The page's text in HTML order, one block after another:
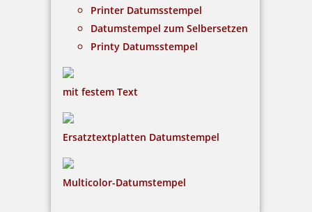
Printer Datumsstempel
Datumstempel zum Selbersetzen
Printy Datumsstempel
mit festem Text
Ersatztextplatten Datumstempel
Multicolor-Datumstempel
Jetzt gestalten
Heri Diagonal Wave 6221 Stempelkugelschreiber 34 x 8 mm